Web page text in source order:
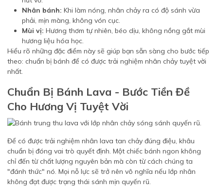
Nhân bánh: Khi làm nóng, nhân chảy ra có độ sánh vừa
phải, mịn màng, không vón cục.
Mùi vị: Hương thơm tự nhiên, béo dịu, không nồng gắt mùi
hương liệu hóa học.
Hiểu rõ những đặc điểm này sẽ giúp bạn sẵn sàng cho bước tiếp
theo: chuẩn bị bánh để có được trải nghiệm nhân chảy tuyệt vời
nhất.
Chuẩn Bị Bánh Lava - Bước Tiền Đề
Cho Hương Vị Tuyệt Vời
Để có được trải nghiệm nhân lava tan chảy đúng điệu, khâu
chuẩn bị đóng vai trò quyết định. Một chiếc bánh ngon không
chỉ đến từ chất lượng nguyên bản mà còn từ cách chúng ta
"đánh thức" nó. Mọi nỗ lực sẽ trở nên vô nghĩa nếu lớp nhân
không đạt được trạng thái sánh mịn quyến rũ.